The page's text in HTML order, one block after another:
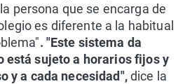
persona que se encarga de
es diferente a la habitual
. "Este sistema da
está sujeto a horarios fijos y
y a cada necesidad",dice la